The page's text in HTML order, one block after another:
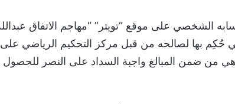
الشخصي على موقع “تويتر” “مهاجم الاتفاق
حُكِم بها لصالحه من قبل مركز التحكيم الرياضي
ريال ) وهي من ضمن المبالغ واجبة السداد على النصر